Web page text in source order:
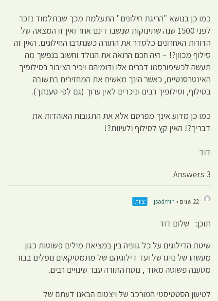
כמו כן בנושא "הריגת חילונים" התעלמת מכך שבתלמוד נזכר
לפני 1500 שנה שתינוקות שנשבו דינם אחר ואין זו המצאה של
הדורות האחרונים כלסדר את התורה כשנתרבו החילונים. האין זה
סילוף מכוון?! – היה חכם הרואה את הנולד וחשוב בנפשך מה
תעשה לכשיפורסמו דברים אלו ודומיהם ויכיר הציבור בסילופיך
האינטרסנטיים, כאשר הינך מאשים את המחזירים בתשובה
בסילוף, וסילופיך רבים וניכרים לאין ערוך (גם לפי טענתך).
כמו כן מדוע אינך מפרסם אלא את התגובות האוהדות את
דבריך?! האין קץ לסילוף ולעיוות?!
דוד
3 Answers
22 שנים • jsadmin צוות
תוכן: שלום דוד
שיטת הדילוגים על כל גווניה בין במציאת מילים פשוטות כגון
מעשהו של נויגרשל ועד דילוגיהם של מתמטיקאים נופלים בבור
מטענה פשוטה מאוד , נוסח התורה עבר שינויים רבים.
לטיעון הסטטיסטי המורכב של ויצטום הבאנו דעתם של